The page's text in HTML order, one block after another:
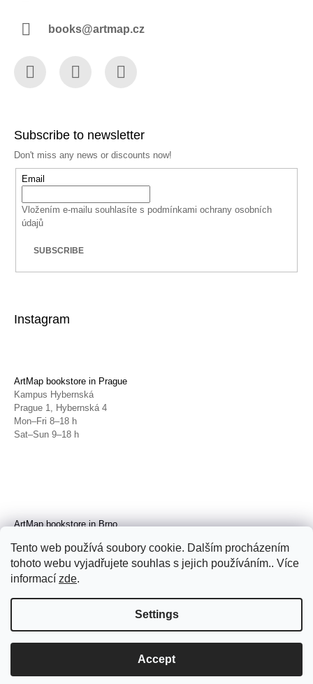
Tento web používá soubory cookie. Dalším procházením
tohoto webu vyjadřujete souhlas s jejich používáním.. Více
informací zde.
Settings
Accept
books@artmap.cz
Subscribe to newsletter
Don't miss any news or discounts now!
Email
Vložením e-mailu souhlasíte s podmínkami ochrany osobních
údajů
SUBSCRIBE
Instagram
ArtMap bookstore in Prague
Kampus Hybernská
Prague 1, Hybernská 4
Mon–Fri 8–18 h
Sat–Sun 9–18 h
ArtMap bookstore in Brno
Brno, Radnická 4
Tue–Fri 11–19 h
Sat 14–19 h
© 2026 ArtMap. All rights reserved.